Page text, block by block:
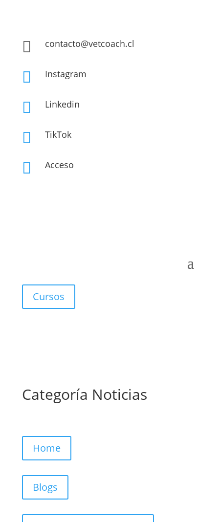
 contacto@vetcoach.cl
 Instagram
 Linkedin
 TikTok
 Acceso
Cursos
Categoría Noticias
Home
Blogs